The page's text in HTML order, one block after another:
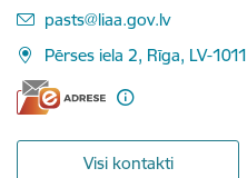
E-pasts:
pasts@liaa.gov.lv
Pērses iela 2, Rīga, LV-1011
Visi kontakti